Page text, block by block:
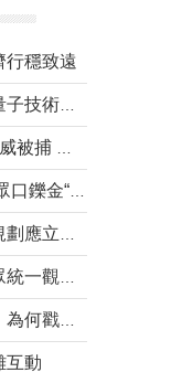
行穩致遠
互動